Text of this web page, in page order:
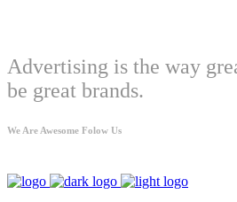
Advertising is the way
be great brands.
We Are Awesome Folow Us